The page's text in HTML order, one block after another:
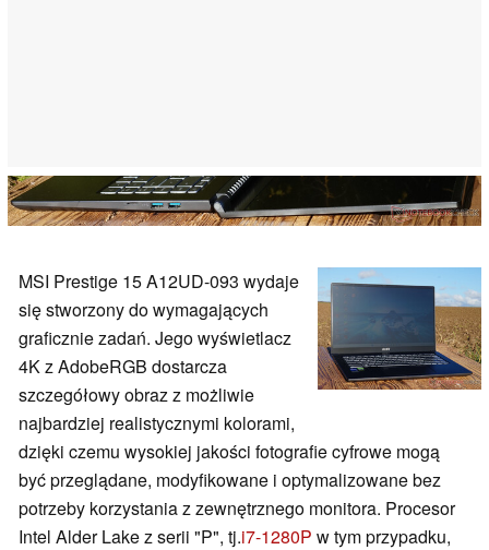
MSI Prestige 15 A12UD-093 wydaje
się stworzony do wymagających
graficznie zadań. Jego wyświetlacz
4K z AdobeRGB dostarcza
szczegółowy obraz z możliwie
najbardziej realistycznymi kolorami,
dzięki czemu wysokiej jakości fotografie cyfrowe mogą
być przeglądane, modyfikowane i optymalizowane bez
potrzeby korzystania z zewnętrznego monitora. Procesor
Intel Alder Lake z serii "P", tj.i7-1280P w tym przypadku,